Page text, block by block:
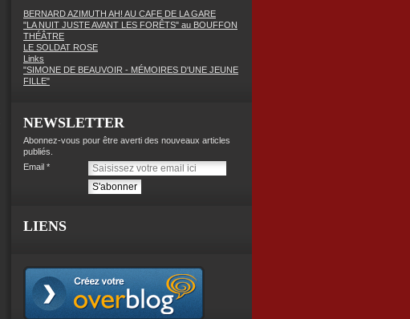
BERNARD AZIMUTH AH! AU CAFE DE LA GARE
"LA NUIT JUSTE AVANT LES FORÊTS" au BOUFFON
THÉÂTRE
LE SOLDAT ROSE
Links
"SIMONE DE BEAUVOIR - MÉMOIRES D'UNE JEUNE
FILLE"
NEWSLETTER
Abonnez-vous pour être averti des nouveaux articles
publiés.
Email
LIENS